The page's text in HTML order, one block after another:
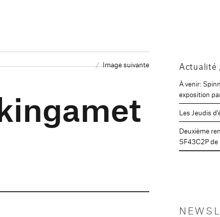
Image suivante Actualité
À venir:
exposition
Les Jeudis
Deuxième
SF43C2P